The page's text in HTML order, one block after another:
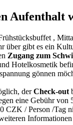
Aufenthalt
,
über gibt es ein
Zugang zum
Hotelkosmetik
gönnen
derCheck-out
eine Gebühr
CZK / Person /Tag